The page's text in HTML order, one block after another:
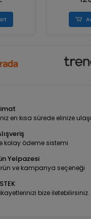
en kısa sürede elinize
kolay ödeme sistemi
Yelpazesi
ve kampanya seçeneği
bize iletebilirsiniz.